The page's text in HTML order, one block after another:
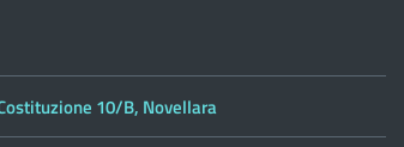
10/B, Novellara